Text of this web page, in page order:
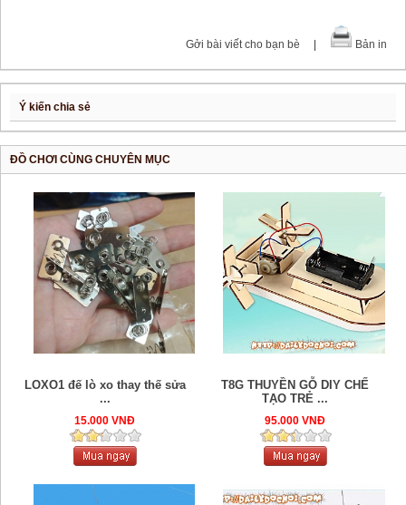
Gởi bài viết cho bạn bè Bản in
Ý kiến chia sẻ
ĐỒ CHƠI CÙNG CHUYÊN MỤC
LOXO1 đế lò xo thay thế sửa
...
15.000 VNĐ
T8G THUYỀN GỖ DIY CHẾ
TẠO TRẺ ...
95.000 VNĐ